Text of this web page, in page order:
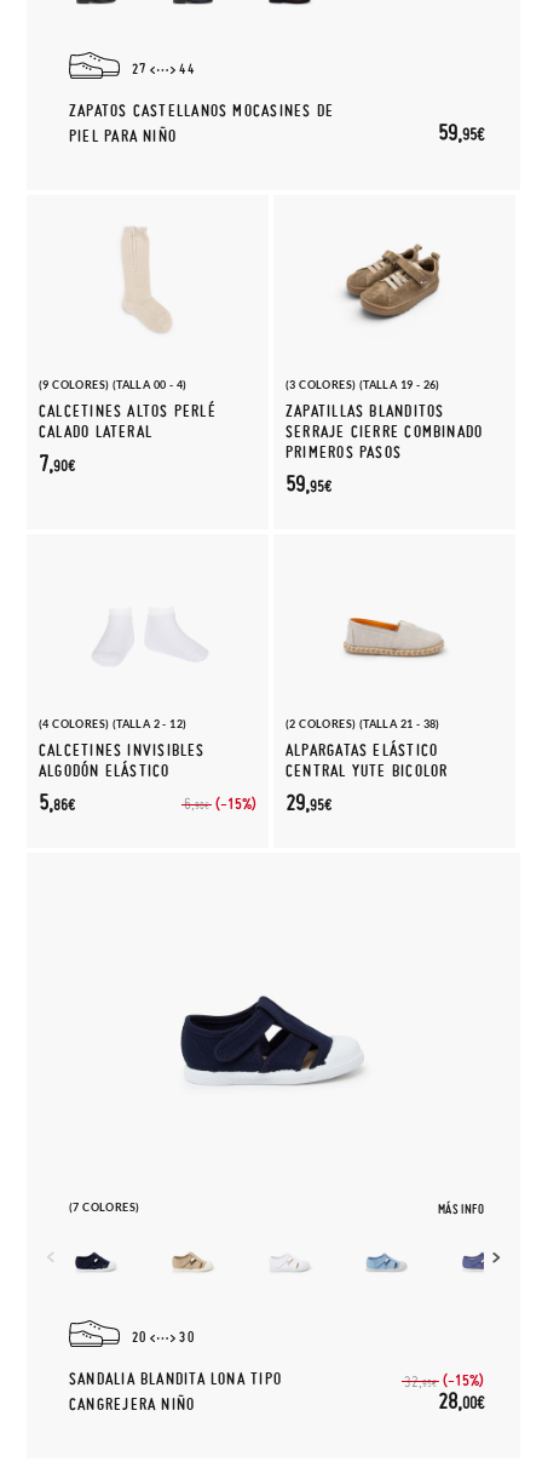
27 44
ZAPATOS CASTELLANOS MOCASINES DE
PIEL PARA NIÑO
59,95€
(9 COLORES) (TALLA 00 - 4)
CALCETINES ALTOS PERLÉ
CALADO LATERAL
7,90€
(3 COLORES) (TALLA 19 - 26)
ZAPATILLAS BLANDITOS
SERRAJE CIERRE COMBINADO
PRIMEROS PASOS
59,95€
(4 COLORES) (TALLA 2 - 12)
CALCETINES INVISIBLES
ALGODÓN ELÁSTICO
6,90€ (-15%)
5,86€
(2 COLORES) (TALLA 21 - 38)
ALPARGATAS ELÁSTICO
CENTRAL YUTE BICOLOR
29,95€
(7 COLORES) MÁS INFO
20 30
SANDALIA BLANDITA LONA TIPO
CANGREJERA NIÑO
32,95€ (-15%)
28,00€